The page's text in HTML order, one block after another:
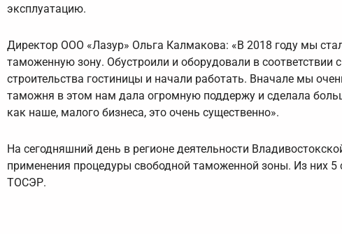
эксплуатацию.
Директор ООО «Лазур» Ольга Калмакова: «В 2018 году мы
таможенную зону. Обустроили и оборудовали в соответствии
строительства гостиницы и начали работать. Вначале мы
таможня в этом нам дала огромную поддержу и сделала
как наше, малого бизнеса, это очень существенно».
На сегодняшний день в регионе деятельности
применения процедуры свободной таможенной зоны. Из них 5
ТОСЭР.